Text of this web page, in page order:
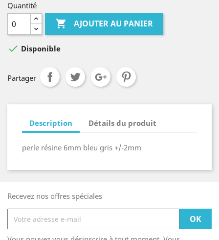
Quantité
 AJOUTER AU PANIER
 Disponible
Partager
Description Détails du produit
perle résine 6mm bleu gris +/-2mm
Recevez nos offres spéciales